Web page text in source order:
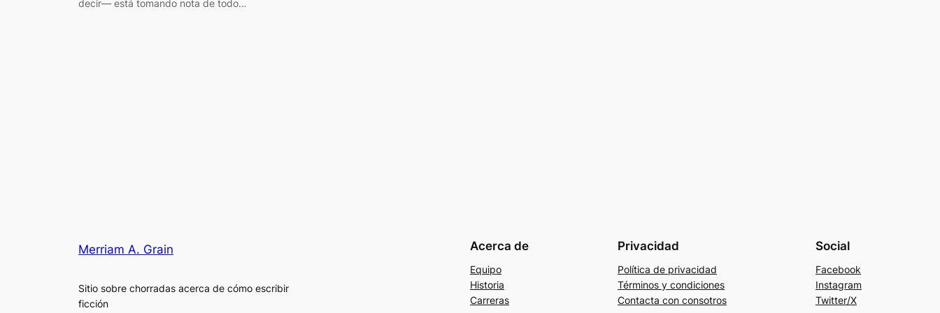
decir— está tomando nota de todo…
Merriam A. Grain
Sitio sobre chorradas acerca de cómo escribir
ficción
Acerca de
Equipo
Historia
Carreras
Privacidad
Política de privacidad
Términos y condiciones
Contacta con consotros
Social
Facebook
Instagram
Twitter/X